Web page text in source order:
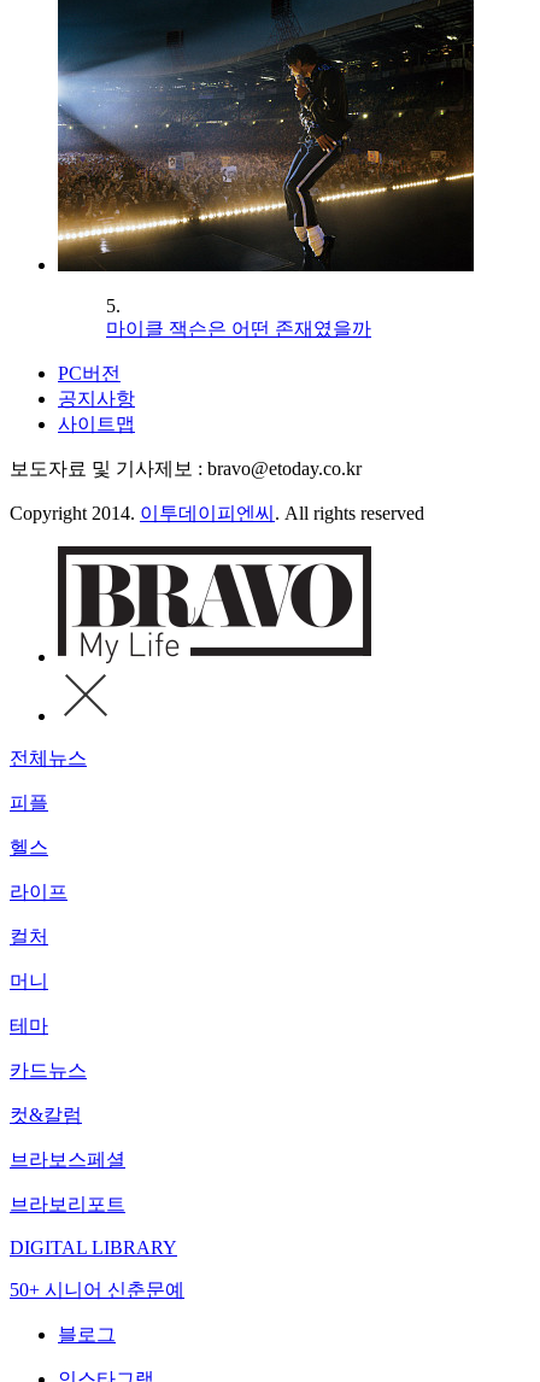
5.
마이클 잭슨은 어떤 존재였을까
PC버전
공지사항
사이트맵
보도자료 및 기사제보 : bravo@etoday.co.kr
Copyright 2014. 이투데이피엔씨 . All rights reserved
전체뉴스
피플
헬스
라이프
컬처
머니
테마
카드뉴스
컷&칼럼
브라보스페셜
브라보리포트
DIGITAL LIBRARY
50+ 시니어 신춘문예
블로그